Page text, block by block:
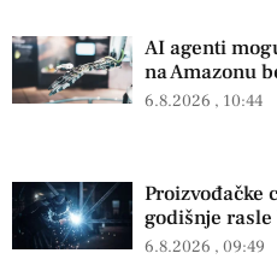
AI agenti
na Amazonu
6.8.2026 10:44
Proizvođačke
godišnje
6.8.2026 09:49